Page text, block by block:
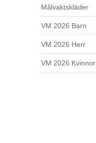
Målvaktskläder
VM 2026 Barn
VM 2026 Herr
VM 2026 Kvinnor